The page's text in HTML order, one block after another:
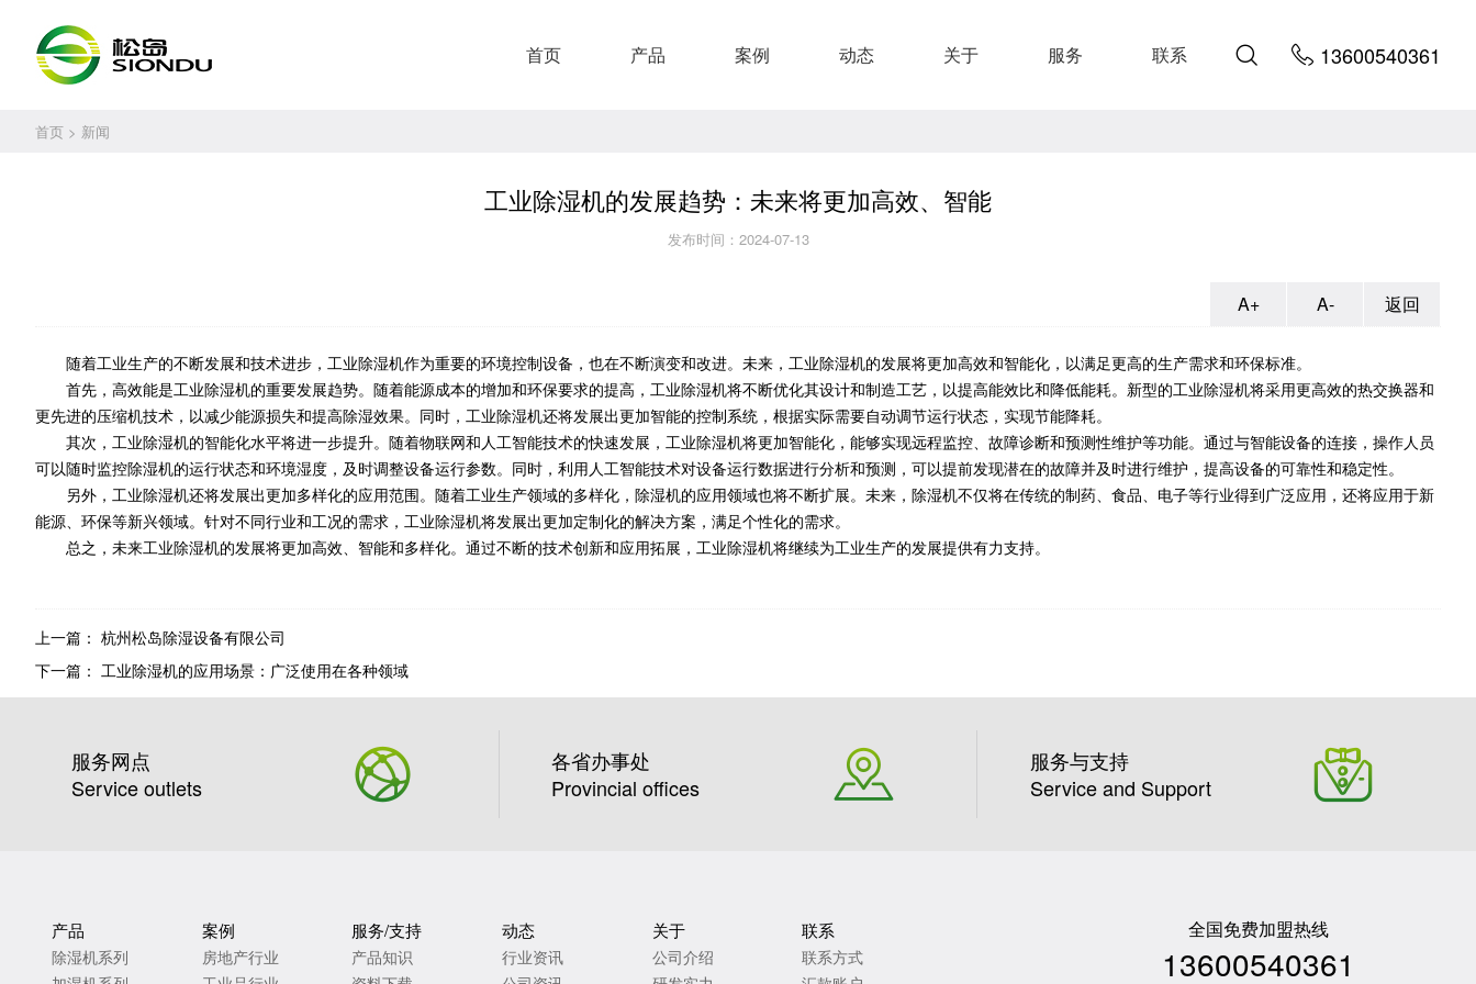
13600540361
首页 产品 案例 动态 关于 服务 联系
首页 > 新闻
工业除湿机的发展趋势：未来将更加高效、智能
发布时间：2024-07-13
A+ A- 返回
随着工业生产的不断发展和技术进步，工业除湿机作为重要的环境控制设备，也在不断演变和改进。未来，工业除湿机的发展将更加高效和智能化，以满足更高的生产需求和环保标准。
首先，高效能是工业除湿机的重要发展趋势。随着能源成本的增加和环保要求的提高，工业除湿机将不断优化其设计和制造工艺，以提高能效比和降低能耗。新型的工业除湿机将采用更高效的热交换器和
更先进的压缩机技术，以减少能源损失和提高除湿效果。同时，工业除湿机还将发展出更加智能的控制系统，根据实际需要自动调节运行状态，实现节能降耗。
其次，工业除湿机的智能化水平将进一步提升。随着物联网和人工智能技术的快速发展，工业除湿机将更加智能化，能够实现远程监控、故障诊断和预测性维护等功能。通过与智能设备的连接，操作人员
可以随时监控除湿机的运行状态和环境湿度，及时调整设备运行参数。同时，利用人工智能技术对设备运行数据进行分析和预测，可以提前发现潜在的故障并及时进行维护，提高设备的可靠性和稳定性。
另外，工业除湿机还将发展出更加多样化的应用范围。随着工业生产领域的多样化，除湿机的应用领域也将不断扩展。未来，除湿机不仅将在传统的制药、食品、电子等行业得到广泛应用，还将应用于新
能源、环保等新兴领域。针对不同行业和工况的需求，工业除湿机将发展出更加定制化的解决方案，满足个性化的需求。
总之，未来工业除湿机的发展将更加高效、智能和多样化。通过不断的技术创新和应用拓展，工业除湿机将继续为工业生产的发展提供有力支持。
上一篇： 杭州松岛除湿设备有限公司
下一篇： 工业除湿机的应用场景：广泛使用在各种领域
服务网点
Service outlets
各省办事处
Provincial offices
服务与支持
Service and Support
产品
除湿机系列
案例
房地产行业
服务/支持
产品知识
动态
行业资讯
关于
公司介绍
联系
联系方式
全国免费加盟热线
13600540361